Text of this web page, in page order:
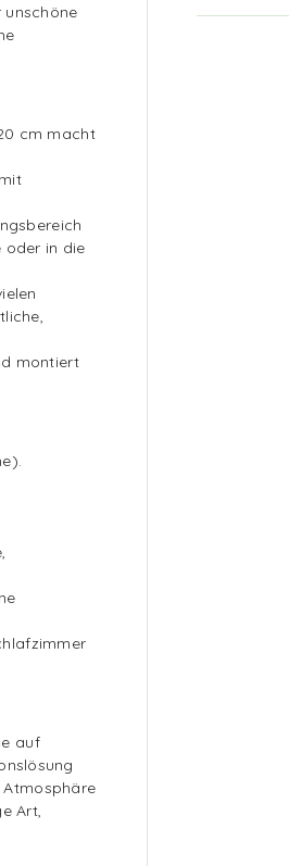
unschöne
cm macht
oder in die
montiert
auf
Art,